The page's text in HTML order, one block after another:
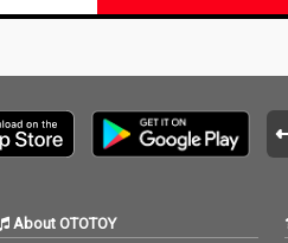
About OTOTOY